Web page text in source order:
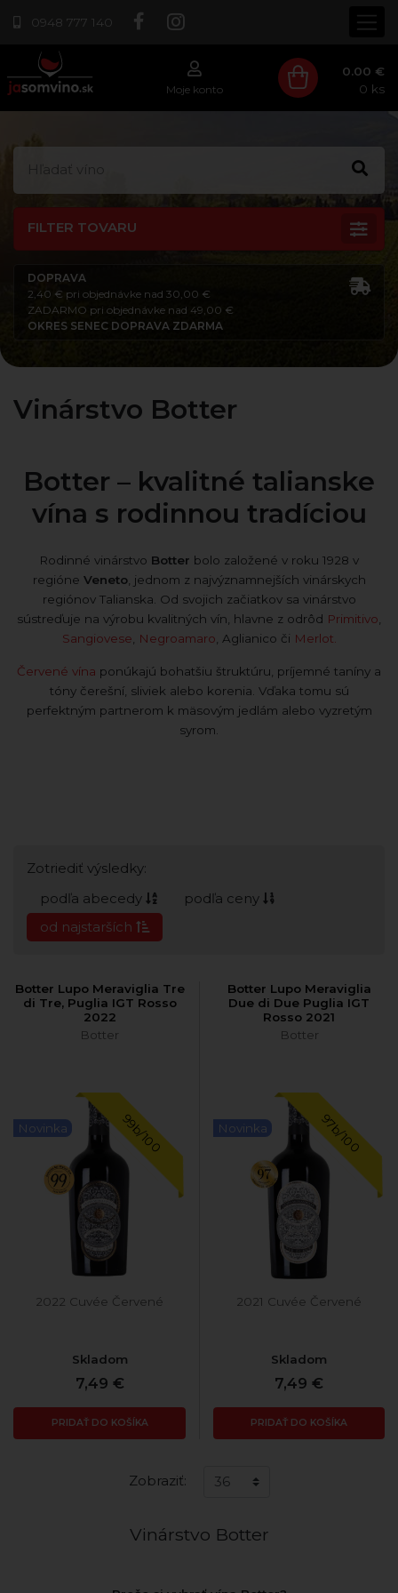
0948 777 140
Moje konto
0.00 €
0 ks
FILTER TOVARU
DOPRAVA
2,40 € pri objednávke nad 30,00 €
ZADARMO pri objednávke nad 49,00 €
OKRES SENEC DOPRAVA ZDARMA
Vinárstvo Botter
Botter – kvalitné talianske
vína s rodinnou tradíciou
Rodinné vinárstvo Botter bolo založené v roku 1928 v
regióne Veneto, jednom z najvýznamnejších vinárskych
regiónov Talianska. Od svojich začiatkov sa vinárstvo
sústreďuje na výrobu kvalitných vín, hlavne z odrôd Primitivo
Sangiovese
Negroamaro , Aglianico či Merlot
Červené vína ponúkajú bohatšiu štruktúru, príjemné taníny a
tóny čerešní, sliviek alebo korenia. Vďaka tomu sú
perfektným partnerom k mäsovým jedlám alebo vyzretým
syrom.
Zotriediť výsledky:
podľa abecedy
podľa ceny
od najstarších
Botter Lupo Meraviglia Tre
di Tre, Puglia IGT Rosso
2022
Botter
Novinka 99b/100
2022 Cuvée Červené
Skladom
7,49 €
PRIDAŤ DO KOŠÍKA
Botter Lupo Meraviglia
Due di Due Puglia IGT
Rosso 2021
Botter
Novinka 97b/100
2021 Cuvée Červené
Skladom
7,49 €
PRIDAŤ DO KOŠÍKA
Zobraziť:
Vinárstvo Botter